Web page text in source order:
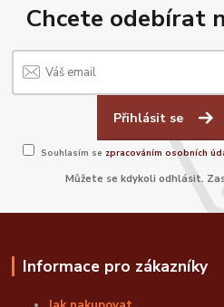
Chcete odebírat
Přihlásit se
Souhlasím se zpracováním osobních
Můžete se kdykoli odhlásit.
Informace pro zákazníky